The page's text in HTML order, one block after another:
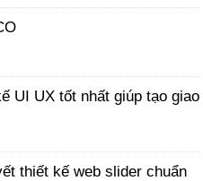
UI UX tốt nhất giúp tạo giao
thiết kế web slider chuẩn